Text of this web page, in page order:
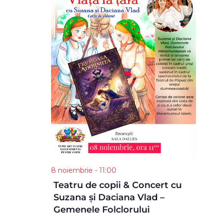
8 noiembrie - 11:00
Teatru de copii & Concert cu
Suzana și Daciana Vlad –
Gemenele Folclorului